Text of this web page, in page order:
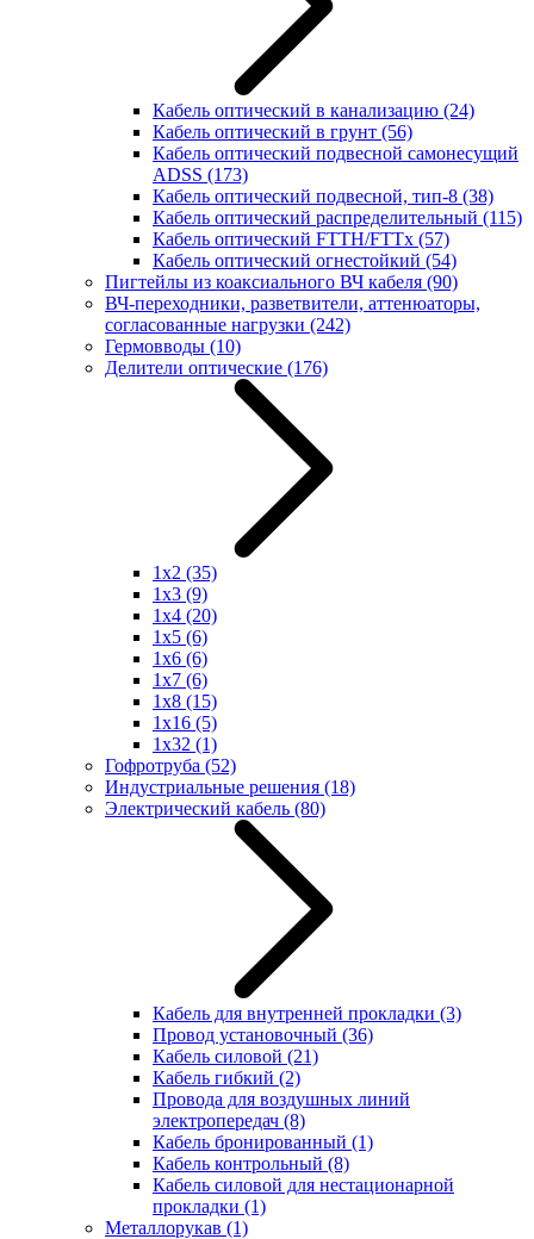
Кабель оптический в канализацию (24)
Кабель оптический в грунт (56)
Кабель оптический подвесной самонесущий
ADSS (173)
Кабель оптический подвесной, тип-8 (38)
Кабель оптический распределительный (115)
Кабель оптический FTTH/FTTx (57)
Кабель оптический огнестойкий (54)
Пигтейлы из коаксиального ВЧ кабеля (90)
ВЧ-переходники, разветвители, аттенюаторы,
согласованные нагрузки (242)
Гермовводы (10)
Делители оптические (176)
1x2 (35)
1x3 (9)
1x4 (20)
1x5 (6)
1x6 (6)
1x7 (6)
1x8 (15)
1x16 (5)
1x32 (1)
Гофротруба (52)
Индустриальные решения (18)
Электрический кабель (80)
Кабель для внутренней прокладки (3)
Провод установочный (36)
Кабель силовой (21)
Кабель гибкий (2)
Провода для воздушных линий
электропередач (8)
Кабель бронированный (1)
Кабель контрольный (8)
Кабель силовой для нестационарной
прокладки (1)
Металлорукав (1)